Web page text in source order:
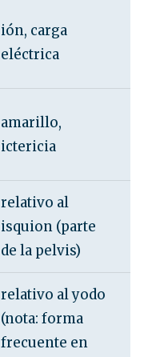
ión, carga
eléctrica
amarillo,
ictericia
relativo al
isquion (parte
de la pelvis)
relativo al yodo
(nota: forma
frecuente en